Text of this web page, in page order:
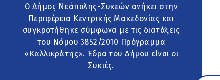
Ο Δήμος Νεάπολης-Συκεών ανήκει στην
Περιφέρεια Κεντρικής Μακεδονίας και
συγκροτήθηκε σύμφωνα με τις διατάξεις
του Νόμου 3852/2010 Πρόγραμμα
«Καλλικράτης». Έδρα του Δήμου είναι οι
Συκιές.